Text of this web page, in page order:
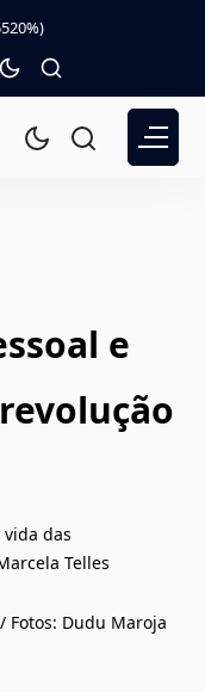
e
das
Telles
Fotos: Dudu Maroja